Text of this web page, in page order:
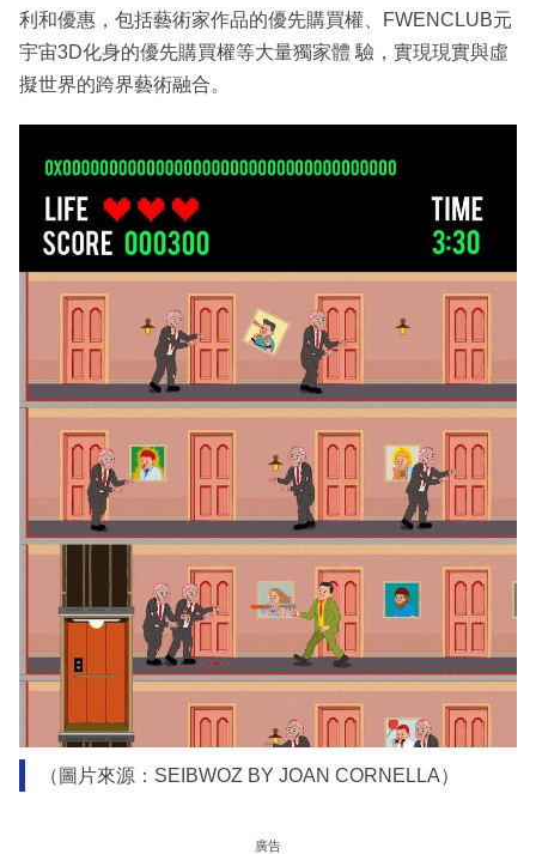
利和優惠，包括藝術家作品的優先購買權、FWENCLUB元
宇宙3D化身的優先購買權等大量獨家體 驗，實現現實與虛
擬世界的跨界藝術融合。
（圖片來源：SEIBWOZ BY JOAN CORNELLA）
廣告